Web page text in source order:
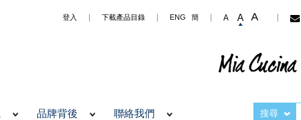
登入 下載產品目錄 ENG 簡 A A A
品牌背後 聯絡我們 搜尋